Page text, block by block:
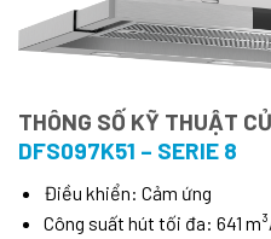
THÔNG SỐ KỸ THUẬT
DFS097K51 – SERIE 8
Điều khiển: Cảm ứng
Công suất hút tối đa: 641